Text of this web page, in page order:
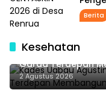
Berita
Kesehatan
Kades Uabau
Garda Terdepan
Masyarakat Desa
2 Agustus 2026